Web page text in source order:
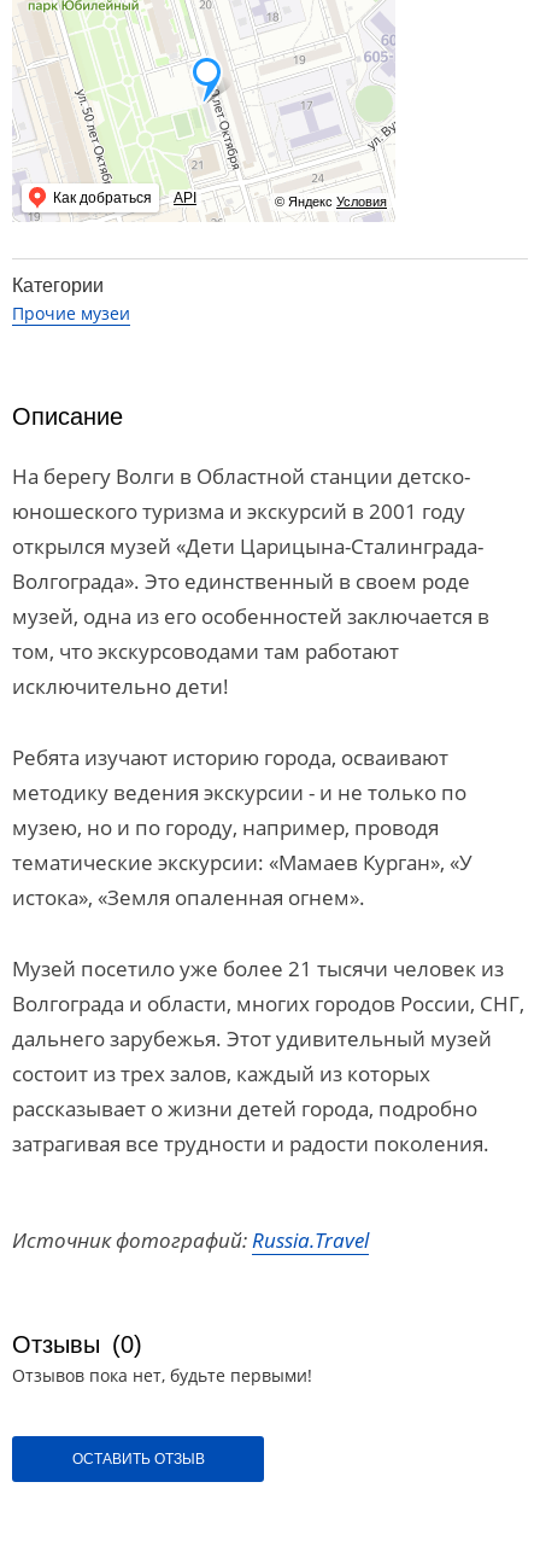
© Яндекс Условия
Как добраться API
Категории
Прочие музеи
Описание
На берегу Волги в Областной станции детско-
юношеского туризма и экскурсий в 2001 году
открылся музей «Дети Царицына-Сталинграда-
Волгограда». Это единственный в своем роде
музей, одна из его особенностей заключается в
том, что экскурсоводами там работают
исключительно дети!
Ребята изучают историю города, осваивают
методику ведения экскурсии - и не только по
музею, но и по городу, например, проводя
тематические экскурсии: «Мамаев Курган», «У
истока», «Земля опаленная огнем».
Музей посетило уже более 21 тысячи человек из
Волгограда и области, многих городов России, СНГ,
дальнего зарубежья. Этот удивительный музей
состоит из трех залов, каждый из которых
рассказывает о жизни детей города, подробно
затрагивая все трудности и радости поколения.
Источник фотографий:Russia.Travel
Отзывы (0)
Отзывов пока нет, будьте первыми!
ОСТАВИТЬ ОТЗЫВ